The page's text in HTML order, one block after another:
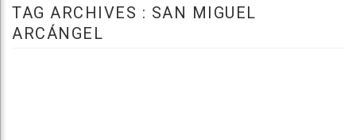
TAG ARCHIVES : SAN MIGUEL
ARCÁNGEL